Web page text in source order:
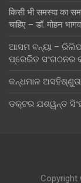
किसी भी समस्या का
चाहिए – डॉ. मोहन
ଆସମ ବନ୍ୟା – ରିଲିଫ୍
ପ୍ରେରିତ ସଂଗଠନର
କନ୍ଧମାଳ
ଡକ୍ଟର ଯଶୱନ୍ତ
Copyright